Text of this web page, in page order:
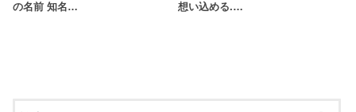
の名前 知名…
想い込める.…